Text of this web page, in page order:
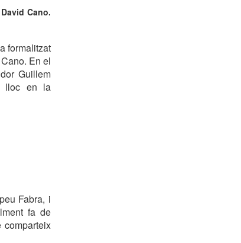
Cano.
formalitzat
En el
Guillem
lloc en la
Fabra, i
fa de
comparteix